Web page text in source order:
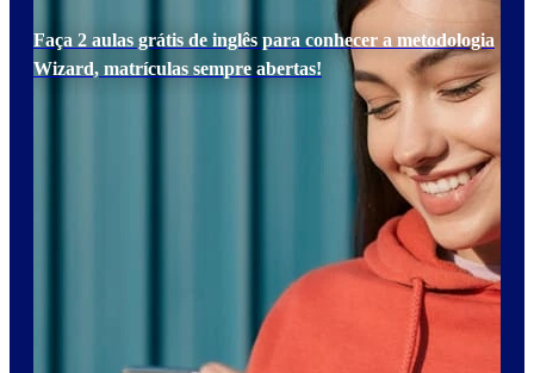
Faça 2 aulas grátis de inglês para conhecer a metodologia
Wizard, matrículas sempre abertas!